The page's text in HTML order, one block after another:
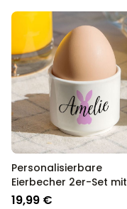
Personalisierbare
Eierbecher 2er-Set mit
Symbol und Name
19,99 €